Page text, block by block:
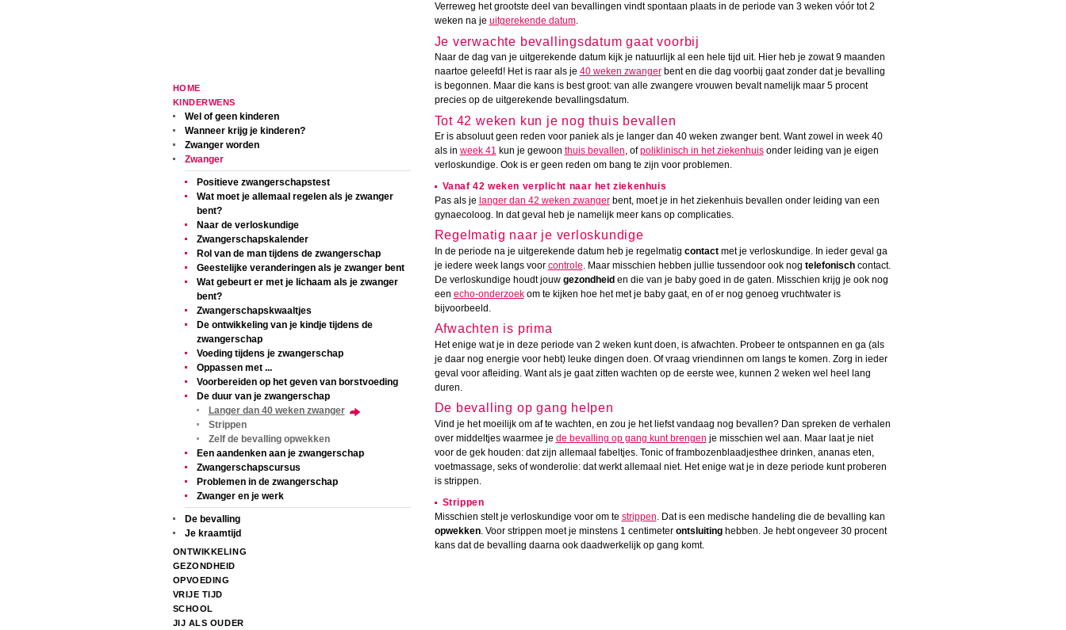
HOME
KINDERWENS
Wel of geen kinderen
Wanneer krijg je kinderen?
Zwanger worden
Zwanger
Positieve zwangerschapstest
Wat moet je allemaal regelen als je zwanger
bent?
Naar de verloskundige
Zwangerschapskalender
Rol van de man tijdens de zwangerschap
Geestelijke veranderingen als je zwanger bent
Wat gebeurt er met je lichaam als je zwanger
bent?
Zwangerschapskwaaltjes
De ontwikkeling van je kindje tijdens de
zwangerschap
Voeding tijdens je zwangerschap
Oppassen met ...
Voorbereiden op het geven van borstvoeding
De duur van je zwangerschap
Langer dan 40 weken zwanger
Strippen
Zelf de bevalling opwekken
Een aandenken aan je zwangerschap
Zwangerschapscursus
Problemen in de zwangerschap
Zwanger en je werk
De bevalling
Je kraamtijd
ONTWIKKELING
GEZONDHEID
OPVOEDING
VRIJE TIJD
SCHOOL
JIJ ALS OUDER
Verreweg het grootste deel van bevallingen vindt spontaan plaats in de periode van 3 weken vóór tot 2
weken na je uitgerekende datum.
Je verwachte bevallingsdatum gaat voorbij
Naar de dag van je uitgerekende datum kijk je natuurlijk al een hele tijd uit. Hier heb je zowat 9 maanden
naartoe geleefd! Het is raar als je 40 weken zwangerbent en die dag voorbij gaat zonder dat je bevalling
is begonnen. Maar die kans is best groot: van alle zwangere vrouwen bevalt namelijk maar 5 procent
precies op de uitgerekende bevallingsdatum.
Tot 42 weken kun je nog thuis bevallen
Er is absoluut geen reden voor paniek als je langer dan 40 weken zwanger bent. Want zowel in week 40
als in week 41 kun je gewoon thuis bevallen, ofpoliklinisch in het ziekenhuisonder leiding van je eigen
verloskundige. Ook is er geen reden om bang te zijn voor problemen.
Vanaf 42 weken verplicht naar het ziekenhuis
Pas als je langer dan 42 weken zwangerbent, moet je in het ziekenhuis bevallen onder leiding van een
gynaecoloog. In dat geval heb je namelijk meer kans op complicaties.
Regelmatig naar je verloskundige
In de periode na je uitgerekende datum heb je regelmatig contactmet je verloskundige. In ieder geval ga
je iedere week langs voor controle. Maar misschien hebben jullie tussendoor ook nog telefonischcontact.
De verloskundige houdt jouw gezondheiden die van je baby goed in de gaten. Misschien krijg je ook nog
een echo-onderzoekom te kijken hoe het met je baby gaat, en of er nog genoeg vruchtwater is
bijvoorbeeld.
Afwachten is prima
Het enige wat je in deze periode van 2 weken kunt doen, is afwachten. Probeer te ontspannen en ga (als
je daar nog energie voor hebt) leuke dingen doen. Of vraag vriendinnen om langs te komen. Zorg in ieder
geval voor afleiding. Want als je gaat zitten wachten op de eerste wee, kunnen 2 weken wel heel lang
duren.
De bevalling op gang helpen
Vind je het moeilijk om af te wachten, en zou je het liefst vandaag nog bevallen? Dan spreken de verhalen
over middeltjes waarmee je de bevalling op gang kunt brengen je misschien wel aan. Maar laat je niet
voor de gek houden: dat zijn allemaal fabeltjes. Tonic of frambozenblaadjesthee drinken, ananas eten,
voetmassage, seks of wonderolie: dat werkt allemaal niet. Het enige wat je in deze periode kunt proberen
is strippen.
Strippen
Misschien stelt je verloskundige voor om te strippen . Dat is een medische handeling die de bevalling kan
opwekken. Voor strippen moet je minstens 1 centimeter ontsluitinghebben. Je hebt ongeveer 30 procent
kans dat de bevalling daarna ook daadwerkelijk op gang komt.